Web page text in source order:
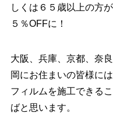
しくは６５歳以上の方
５％OFFに！
大阪、兵庫、京都、奈
岡にお住まいの皆様に
フィルムを施工できる
ばと思います。